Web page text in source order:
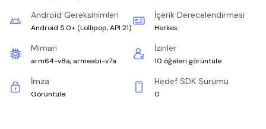
Android Gereksinimleri
Android 5.0+ (Lollipop, API 21)
İçerik Derecelendirmesi
Herkes
Mimari
arm64-v8a, armeabi-v7a
İzinler
10 öğeleri görüntüle
İmza
Görüntüle
Hedef SDK Sürümü
0